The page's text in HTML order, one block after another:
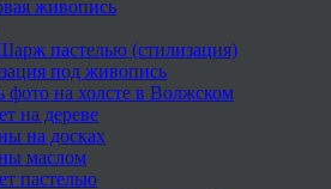
живопись
пастелью (стилизация)
под живопись
фото на холсте в Волжском
на дереве
на досках
маслом
пастелью